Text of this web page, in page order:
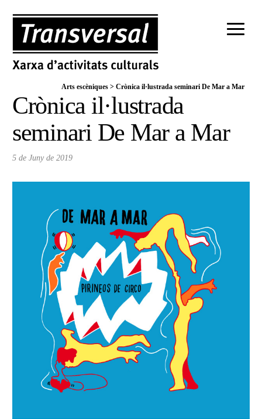
Arts escèniques > Crònica il·lustrada seminari De Mar a Mar
Crònica il·lustrada
seminari De Mar a Mar
5 de Juny de 2019